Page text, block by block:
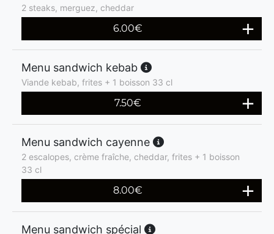
2 steaks, merguez, cheddar
6.00€
Menu sandwich kebab
Viande kebab, frites + 1 boisson 33 cl
7.50€
Menu sandwich cayenne
2 escalopes, crème fraîche, cheddar, frites + 1 boisson
33 cl
8.00€
Menu sandwich spécial